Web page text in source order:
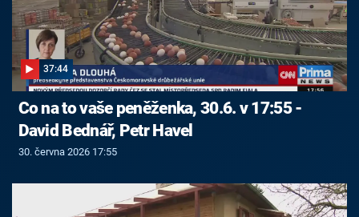
37:44
Co na to vaše peněženka, 30.6. v 17:55 -
David Bednář, Petr Havel
30. června 2026 17:55